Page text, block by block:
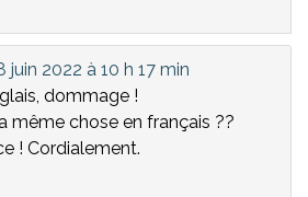
juin 2022 à 10 h 17 min
dommage !
même chose en français ??
! Cordialement.